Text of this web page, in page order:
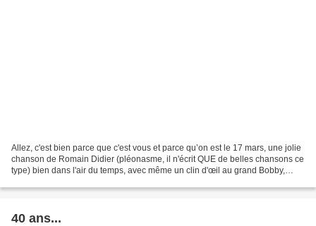
Allez, c'est bien parce que c'est vous et parce qu’on est le 17 mars, une jolie
chanson de Romain Didier (pléonasme, il n'écrit QUE de belles chansons ce
type) bien dans l'air du temps, avec même un clin d'œil au grand Bobby,
40 ans...